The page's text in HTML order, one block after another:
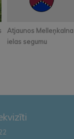
Atjaunos Melleņkalna
ielas segumu